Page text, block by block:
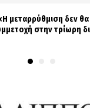
μεταρρύθμιση δεν
στην τρίωρη